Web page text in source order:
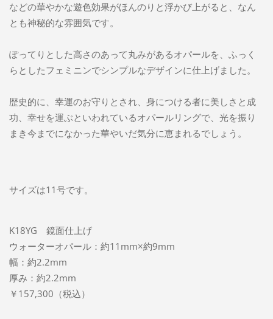
などの華やかな遊色効果がほんのりと浮かび上がると、なん
とも神秘的な雰囲気です。
ぽってりとした高さのあって丸みがあるオパールを、ふっく
らとしたフェミニンでシンプルなデザインに仕上げました。
歴史的に、幸運のお守りとされ、身につける者に美しさと成
功、幸せを運ぶといわれているオパールリングで、光を振り
まき今までになかった華やいだ気分に恵まれるでしょう。
サイズは11号です。
K18YG 鏡面仕上げ
ウォーターオパール：約11mm×約9mm
幅：約2.2mm
厚み：約2.2mm
￥157,300（税込）